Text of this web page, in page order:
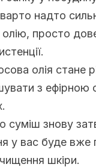
надто
олію, просто
олія стане
з ефірною
суміш знову
у вас буде вже
шкіри.